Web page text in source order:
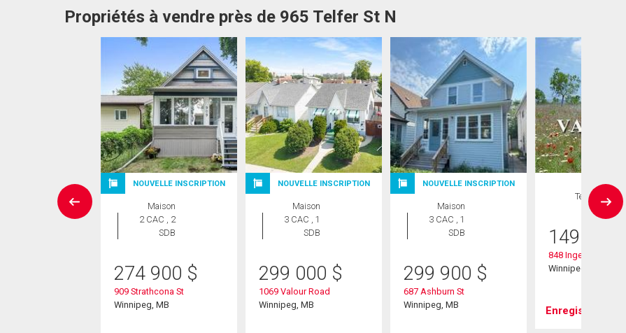
Propriétés à vendre près de 965 Telfer St N
NOUVELLE INSCRIPTION
Maison
2 CAC , 2
SDB
274 900 $
909 Strathcona St
Winnipeg, MB
NOUVELLE INSCRIPTION
Maison
3 CAC , 1
SDB
299 000 $
1069 Valour Road
Winnipeg, MB
NOUVELLE INSCRIPTION
Maison
3 CAC , 1
SDB
299 900 $
687 Ashburn St
Winnipeg, MB
Terrain
149 900
848 Ingersoll St
Winnipeg, MB
Enregistrer